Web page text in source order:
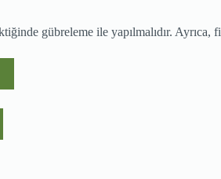
gübreleme ile yapılmalıdır.